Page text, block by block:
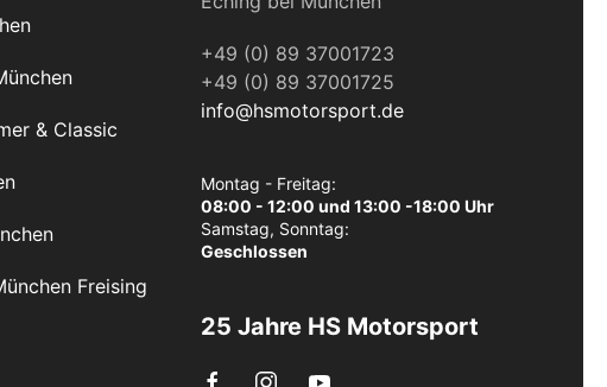
& Classic
Freising
+49 (0) 89 37001723
+49 (0) 89 37001725
info@hsmotorsport.de
Montag - Freitag:
08:00 - 12:00 und 13:00 -18:00 Uhr
Samstag, Sonntag:
Geschlossen
25 Jahre HS Motorsport